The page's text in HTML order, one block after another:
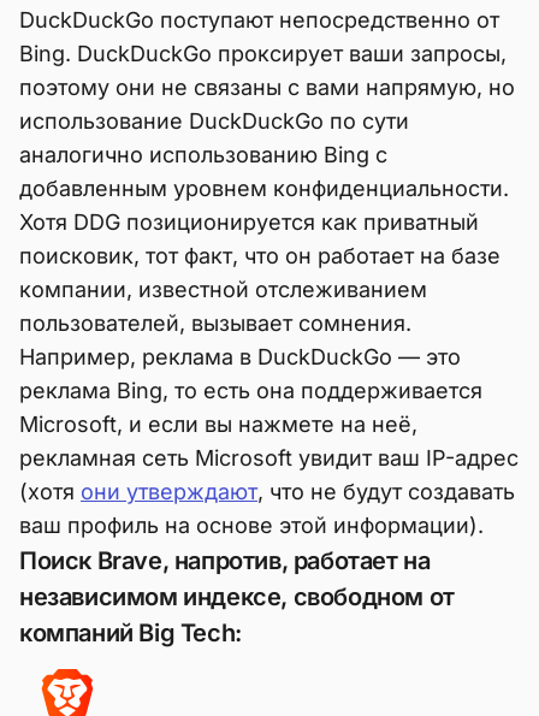
DuckDuckGo поступают непосредственно от
Bing. DuckDuckGo проксирует ваши запросы,
поэтому они не связаны с вами напрямую, но
использование DuckDuckGo по сути
аналогично использованию Bing с
добавленным уровнем конфиденциальности.
Хотя DDG позиционируется как приватный
поисковик, тот факт, что он работает на базе
компании, известной отслеживанием
пользователей, вызывает сомнения.
Например, реклама в DuckDuckGo — это
реклама Bing, то есть она поддерживается
Microsoft, и если вы нажмете на неё,
рекламная сеть Microsoft увидит ваш IP-адрес
(хотя они утверждают, что не будут создавать
ваш профиль на основе этой информации).
Поиск Brave, напротив, работает на
независимом индексе, свободном от
компаний Big Tech: